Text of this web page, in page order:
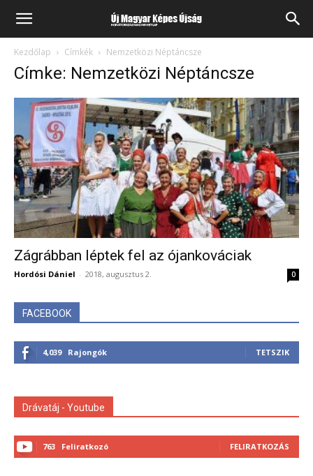
Kezdőlap Címkék Nemzetközi Néptáncsze
Címke: Nemzetközi Néptáncsze
Zágrábban léptek fel az ójankováciak
Hordósi Dániel - 2018, augusztus 2. 0
FACEBOOK
4,039 Rajongók TETSZIK
Drávatáj - Youtube
763 Feliratkozó FELIRATKOZÁS